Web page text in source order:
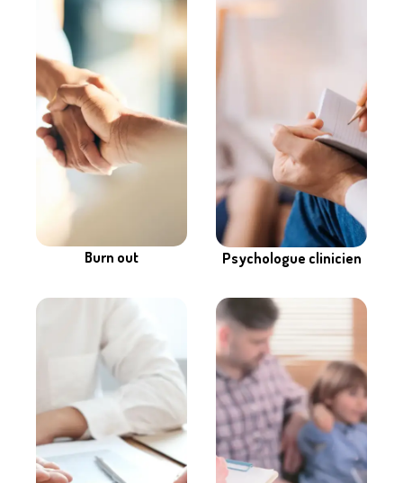
Burn out Psychologue clinicien